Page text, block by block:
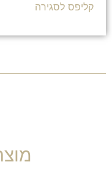
קליפס לסגירה